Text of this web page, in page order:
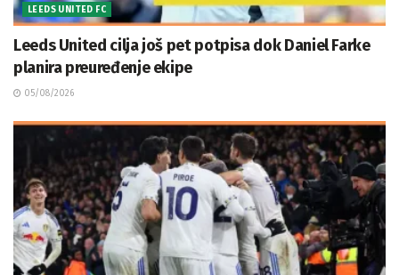
LEEDS UNITED FC
Leeds United cilja još pet potpisa dok Daniel Farke
planira preuređenje ekipe
05/08/2026